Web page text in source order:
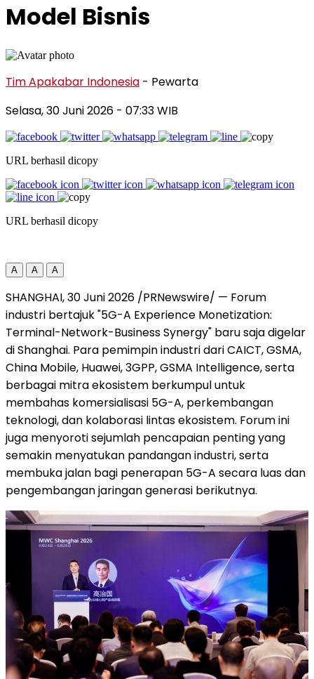
Model Bisnis
Tim Apakabar Indonesia - Pewarta
Selasa, 30 Juni 2026 - 07:33 WIB
URL berhasil dicopy
URL berhasil dicopy
A A A
SHANGHAI, 30 Juni 2026 /PRNewswire/ — Forum
industri bertajuk "5G-A Experience Monetization:
Terminal-Network-Business Synergy" baru saja digelar
di Shanghai. Para pemimpin industri dari CAICT, GSMA,
China Mobile, Huawei, 3GPP, GSMA Intelligence, serta
berbagai mitra ekosistem berkumpul untuk
membahas komersialisasi 5G-A, perkembangan
teknologi, dan kolaborasi lintas ekosistem. Forum ini
juga menyoroti sejumlah pencapaian penting yang
semakin menyatukan pandangan industri, serta
membuka jalan bagi penerapan 5G-A secara luas dan
pengembangan jaringan generasi berikutnya.